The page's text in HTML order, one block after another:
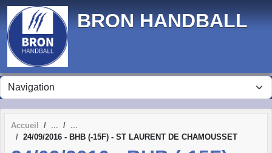
BRON HANDBALL
Accueil
24/09/2016 - BHB (-15F) - ST LAURENT DE CHAMOUSSET
Panneau de gestion des cookies